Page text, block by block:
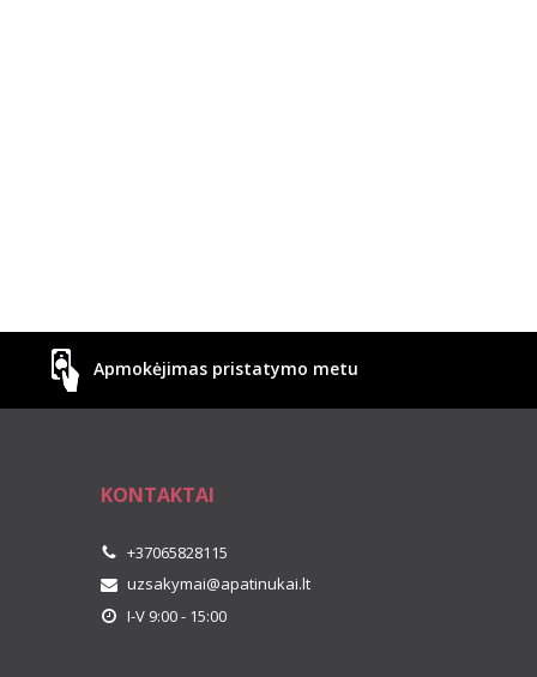
Apmokėjimas pristatymo metu
KONTAKTAI
+37065828115
uzsakymai@apatinukai.lt
I-V 9:00 - 15:00